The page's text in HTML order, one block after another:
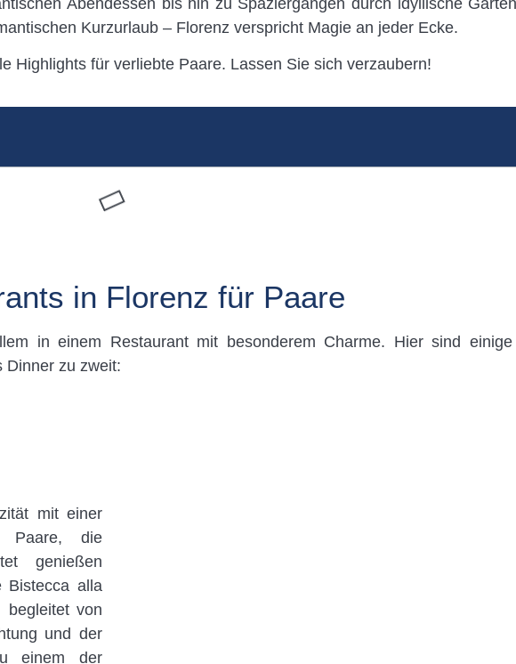
Kurzurlaub – Florenz verspricht Magie an jeder Ecke.
Highlights für verliebte Paare. Lassen Sie sich verzaubern!
in Florenz für Paare
in einem Restaurant mit besonderem Charme. Hier sind
Dinner zu zweit:
mit einer
Paare, die
genießen
Bistecca alla
begleitet von
und der
einem der